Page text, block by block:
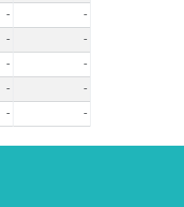
-
-
-
-
-
-
-
-
- -